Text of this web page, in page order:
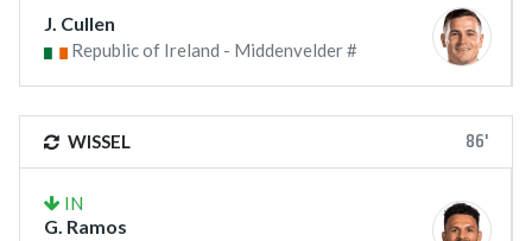
J. Cullen
Republic of Ireland - Middenvelder #
WISSEL 86'
IN
G. Ramos